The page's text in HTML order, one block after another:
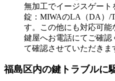
無加工でイージスゲー
錠：MIWAのLA（DA）/
す。この他にも対応可能
鍵屋へお電話にてご確認
て確認させていただきま
福島区内の鍵トラブルに